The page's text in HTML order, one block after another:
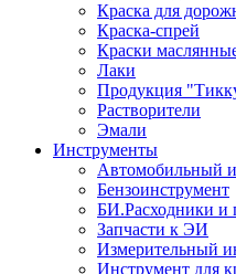
Краска для
Краска-спрей
Краски
Лаки
Продукция
Растворители
Эмали
Инструменты
Автомобильный
Бензоинструмент
БИ.Расходники и
Запчасти к ЭИ
Измерительный
Инструмент для